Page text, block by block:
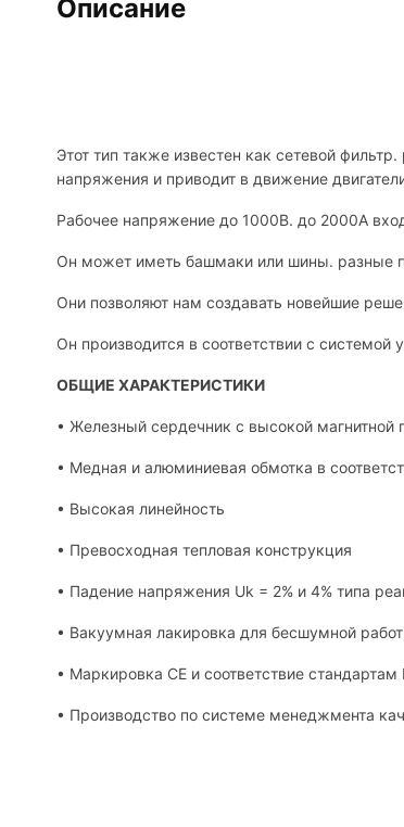
Описание
Этот тип также известен как сетевой
напряжения и приводит в движение
Рабочее напряжение до 1000В. до 2000А
Он может иметь башмаки или шины. разные
Они позволяют нам создавать новейшие
Он производится в соответствии с
ОБЩИЕ ХАРАКТЕРИСТИКИ
• Железный сердечник с высокой магнитной
• Медная и алюминиевая обмотка в
• Высокая линейность
• Превосходная тепловая конструкция
• Падение напряжения Uk = 2% и 4% типа
• Вакуумная лакировка для бесшумной
• Маркировка CE и соответствие
• Производство по системе менеджмента